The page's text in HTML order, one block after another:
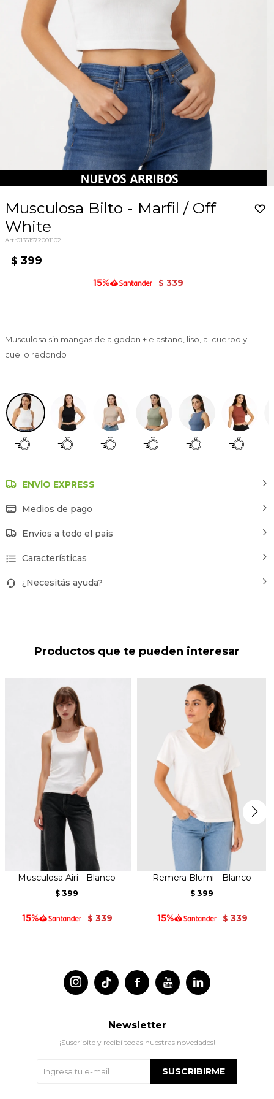
Musculosa Bilto - Marfil / Off
White
01351572001102
$ 399
$ 339
Musculosa sin mangas de algodon + elastano, liso, al cuerpo y
cuello redondo
ENVÍO EXPRESS
Medios de pago
Envíos a todo el país
Características
¿Necesitás ayuda?
Productos que te pueden interesar
Musculosa Airi - Blanco
$ 399
$ 339
Remera Blumi - Blanco
$ 399
$ 339
 
 
Newsletter
¡Suscribite y recibí todas nuestras novedades!
SUSCRIBIRME